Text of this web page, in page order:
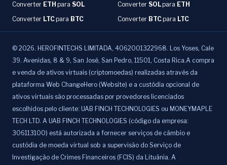
Converter ETH para SOL Converter SOLpara ETH
Converter LTCpara BTC Converter BTCpara LTC
© 2026. HEROFINTECHS LIMITADA, 4062001322968. Los Yoses, Cale
39. Avenidas, 8 & 9, San José, San Pedro, 11501, Costa Rica.A compra
e venda de ativos virtuais (criptomoedas) realizadas através da
plataforma Web ChangeHero (Website) e a custódia opcional de
ativos virtuais são processadas por provedores licenciados
escolhidos pelo cliente: UAB FINCH TECHNOLOGIES ou MONEYMAPLE
TECH LTD. A UAB FINCH TECHNOLOGIES (código da empresa:
306113100) está autorizada a fornecer serviços de câmbio e
custódia de moeda virtual sob a supervisão do Serviço de
Investigação de Crimes Financeiros (FCIS) da Lituânia. A